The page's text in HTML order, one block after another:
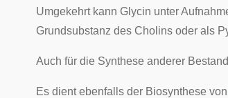
Umgekehrt kann Glycin unter
Grundsubstanz des Cholins oder als
Auch für die Synthese anderer
Es dient ebenfalls der Biosynthese von